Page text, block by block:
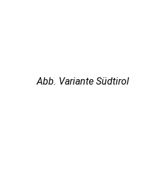
Abb. Variante Südtirol